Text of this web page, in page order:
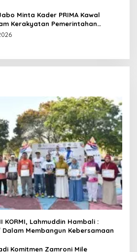
Minta Kader PRIMA Kawal
Kerakyatan Pemerintahan
KORMI, Lahmuddin Hambali :
Membangun Kebersamaan
Komitmen Zamroni Mile